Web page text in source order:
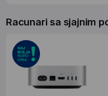
Racunari sa sjajnim